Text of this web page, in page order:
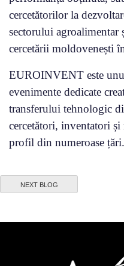
cercetătorilor la
sectorului agroalimentar
cercetării moldovenești
EUROINVENT este
evenimente dedicate
transferului tehnologic
cercetători, inventatori
profil din numeroase țări.
NEXT BLOG